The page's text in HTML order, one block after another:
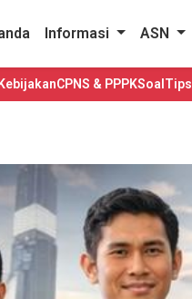
Informasi ASN
KebijakanCPNS & PPPKSoal Tips